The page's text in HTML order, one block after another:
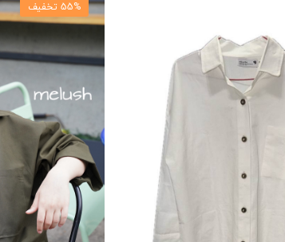
55% تخفیف